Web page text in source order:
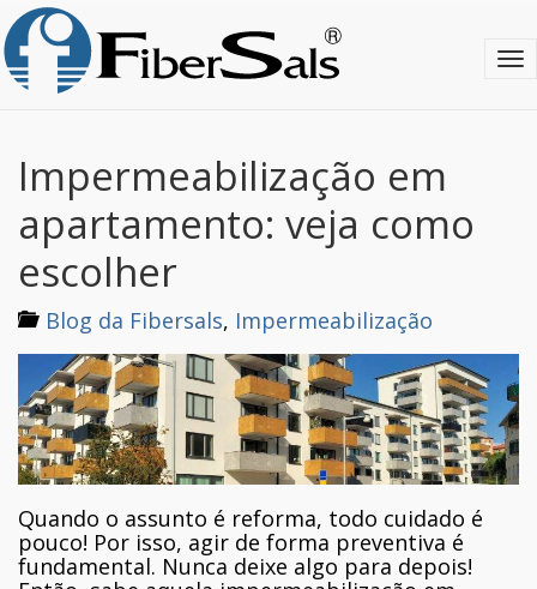
k
i
T
o
n
Impermeabilização em
apartamento: veja como
escolher
Blog da Fibersals, Impermeabilização
Quando o assunto é reforma, todo cuidado é
pouco! Por isso, agir de forma preventiva é
fundamental. Nunca deixe algo para depois!